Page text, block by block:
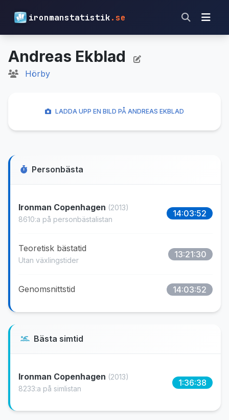
ironmanstatistik.se
Andreas Ekblad
Hörby
Personbästa
Ironman Copenhagen (2013)
8610:a på personbästalistan
14:03:52
Teoretisk bästatid
Utan växlingstider
13:21:30
Genomsnittstid 14:03:52
Bästa simtid
Ironman Copenhagen (2013)
8233:a på simlistan
1:36:38
LADDA UPP EN BILD PÅ ANDREAS EKBLAD